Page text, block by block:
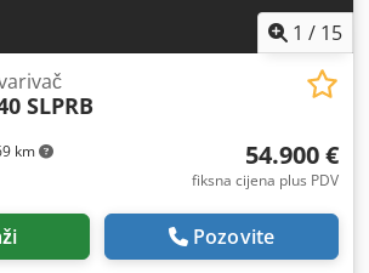
1 / 15
km
SLPRB
54.900 €
fiksna cijena plus PDV
Pozovite